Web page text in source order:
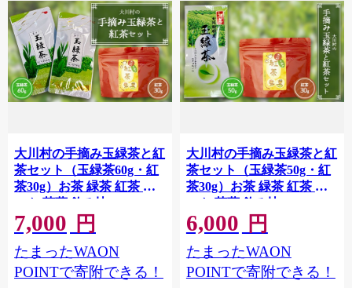
大川村の手摘み玉緑茶と紅
茶セット（玉緑茶60g・紅
茶30g）お茶 緑茶 紅茶 セ
ット 茶葉 飲み比べ F6R-
150
7,000 円
たまったWAON
POINTで寄附できる！
大川村の手摘み玉緑茶と紅
茶セット（玉緑茶50g・紅
茶30g）お茶 緑茶 紅茶 セ
ット 茶葉 飲み比べ F6R-
149
6,000 円
たまったWAON
POINTで寄附できる！